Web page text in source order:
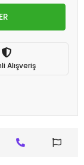
Alışveriş